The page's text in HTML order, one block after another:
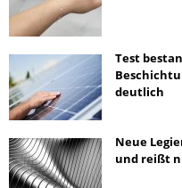
Test
deutlich
Neue
und reißt